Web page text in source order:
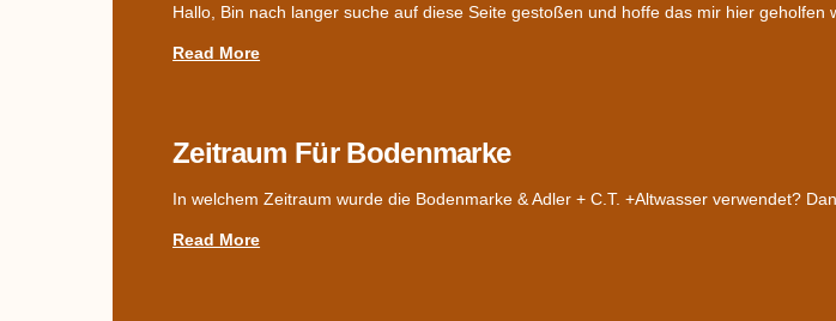
Hallo, Bin nach langer suche auf diese Seite gestoßen und hoffe das mir hier
Read More
Zeitraum Für Bodenmarke
In welchem Zeitraum wurde die Bodenmarke & Adler + C.T. +Altwasser verwendet?
Read More